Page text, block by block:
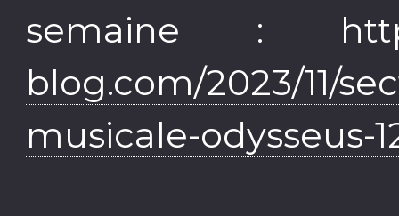
semaine :
blog.com/2023/11/
musicale-odysseus-